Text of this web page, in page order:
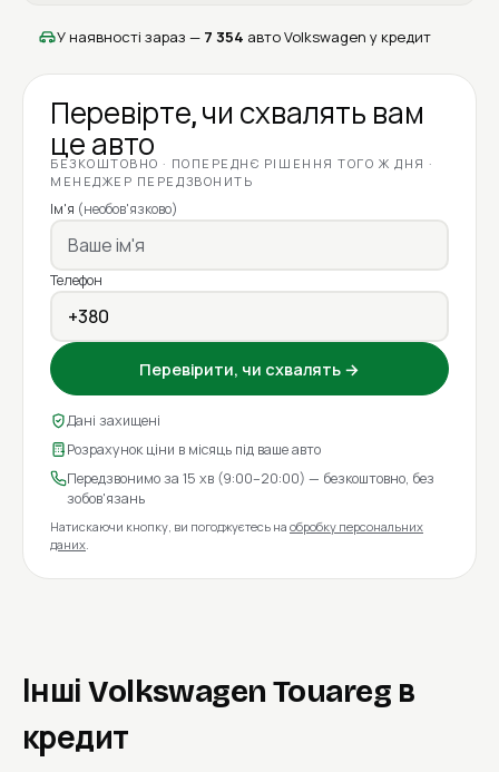
У наявності зараз — 7 354 авто Volkswagen у кредит
Перевірте, чи схвалять вам
це авто
БЕЗКОШТОВНО · ПОПЕРЕДНЄ РІШЕННЯ ТОГО Ж ДНЯ ·
МЕНЕДЖЕР ПЕРЕДЗВОНИТЬ
Ім'я (необов'язково)
Телефон
Перевірити, чи схвалять →
Дані захищені
Розрахунок ціни в місяць під ваше авто
Передзвонимо за 15 хв (9:00–20:00) — безкоштовно, без
зобов'язань
Натискаючи кнопку, ви погоджуєтесь на обробку персональних
даних.
Інші Volkswagen Touareg в
кредит